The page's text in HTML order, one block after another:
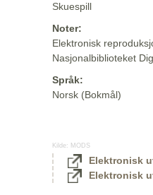
Skuespill
Noter:
Elektronisk
Nasjonalbiblioteket
Språk:
Norsk (Bokmål)
Kilde: MODS
Elektronisk
Elektronisk